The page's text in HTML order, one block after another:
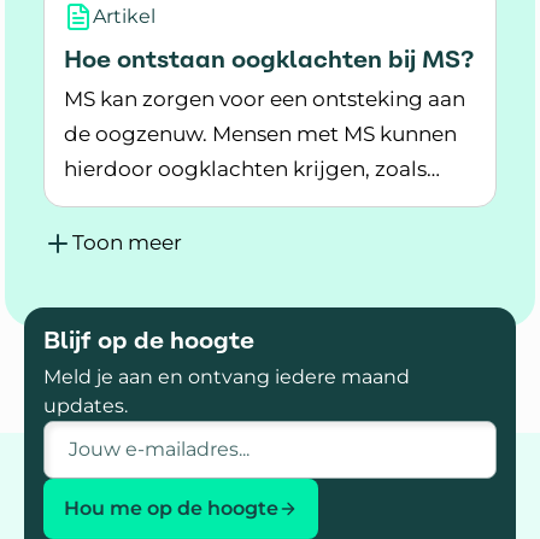
Artikel
Hoe ontstaan oogklachten bij MS?
MS kan zorgen voor een ontsteking aan
de oogzenuw. Mensen met MS kunnen
hierdoor oogklachten krijgen, zoals
slechter zien of dubbelzien.
Lees meer over Hoe ontstaan oogklachten bij
Toon meer
Blijf op de hoogte
Meld je aan en ontvang iedere maand
updates.
E-mailadres
Hou me op de hoogte